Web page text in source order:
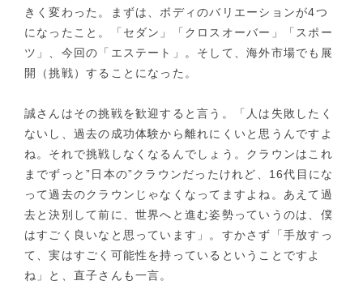
きく変わった。まずは、ボディのバリエーションが4つ
になったこと。「セダン」「クロスオーバー」「スポー
ツ」、今回の「エステート」。そして、海外市場でも展
開（挑戦）することになった。
誠さんはその挑戦を歓迎すると言う。「人は失敗したく
ないし、過去の成功体験から離れにくいと思うんですよ
ね。それで挑戦しなくなるんでしょう。クラウンはこれ
までずっと”日本の”クラウンだったけれど、16代目にな
って過去のクラウンじゃなくなってますよね。あえて過
去と決別して前に、世界へと進む姿勢っていうのは、僕
はすごく良いなと思っています」。すかさず「手放すっ
て、実はすごく可能性を持っているということですよ
ね」と、直子さんも一言。